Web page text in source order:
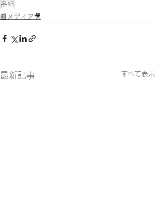
番組
📰メディア🎥
最新記事 すべて表示